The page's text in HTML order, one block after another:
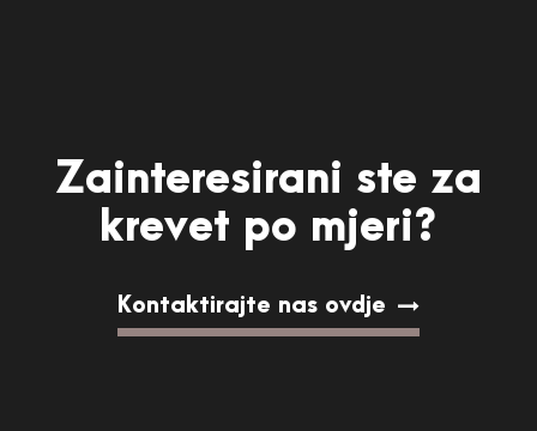
Zainteresirani ste za
krevet po mjeri?
Kontaktirajte nas ovdje